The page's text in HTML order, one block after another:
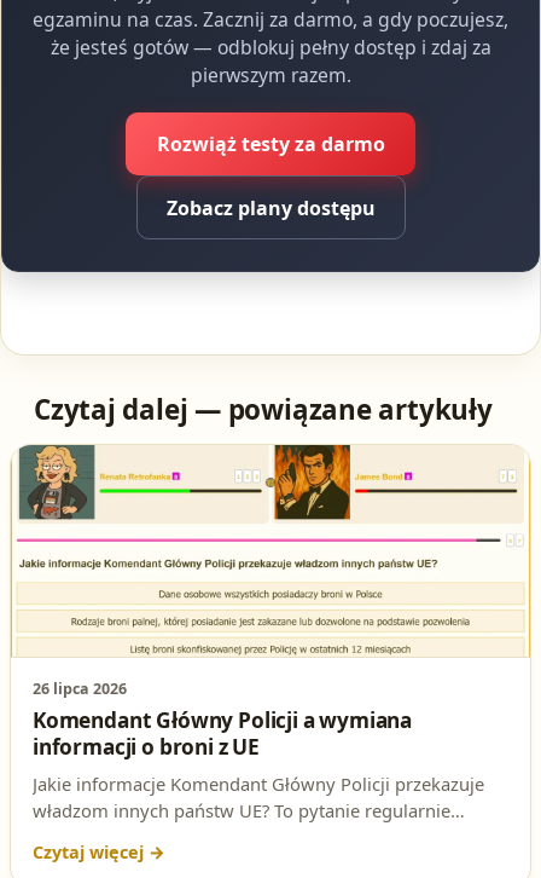
egzaminu na czas. Zacznij za darmo, a gdy poczujesz,
że jesteś gotów — odblokuj pełny dostęp i zdaj za
pierwszym razem.
Rozwiąż testy za darmo
Zobacz plany dostępu
Czytaj dalej — powiązane artykuły
26 lipca 2026
Komendant Główny Policji a wymiana
informacji o broni z UE
Jakie informacje Komendant Główny Policji przekazuje
władzom innych państw UE? To pytanie regularnie
poprawną odpowiedź i podstawę prawną tego przepisu.